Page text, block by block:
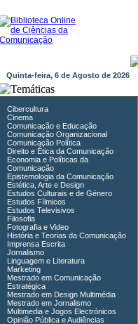
Quinta-feira, 6 de Agosto de 2026
Cibercultura
Cinema
Comunicação e Educação
Comunicação Organizacional
Comunicação Política
Direito e Ética da Comunicação
Economia e Políticas da
Comunicação
Epistemologia da Comunicação
Estética, Arte e Design
Estudos Culturais e de Género
Estudos Fílmicos
Estudos Televisivos
Filosofia
Fotografia e Video
História e Teorias da Comunicação
Imprensa Escrita
Jornalismo
Linguagem e Literatura
Marketing
Mestrado em Comunicação
Estratégica
Mestrado em Design Multimédia
Mestrado em Jornalismo
Multimedia e Jogos Electrónicos
Opinião Pública e Audiências